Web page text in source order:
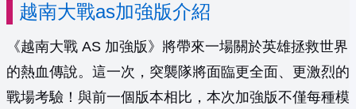
越南大戰as加強版介紹
《越南大戰 AS 加強版》將帶來一場關於英雄拯救世界
的熱血傳說。這一次，突襲隊將面臨更全面、更激烈的
戰場考驗！與前一個版本相比，本次加強版不僅每種模